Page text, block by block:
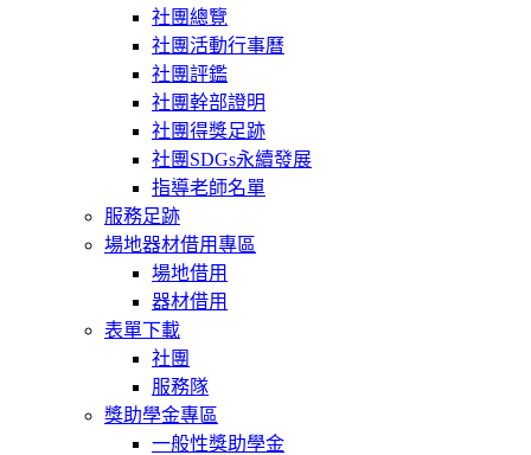
社團總覽
社團活動行事曆
社團評鑑
社團幹部證明
社團得獎足跡
社團SDGs永續發展
指導老師名單
服務足跡
場地器材借用專區
場地借用
器材借用
表單下載
社團
服務隊
獎助學金專區
一般性獎助學金